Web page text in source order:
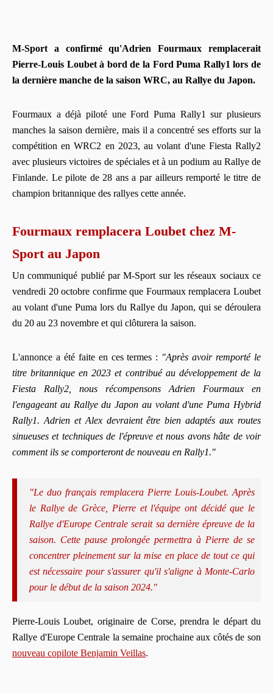
M-Sport a confirmé qu'Adrien Fourmaux remplacerait
Pierre-Louis Loubet à bord de la Ford Puma Rally1 lors de
la dernière manche de la saison WRC, au Rallye du Japon.
Fourmaux a déjà piloté une Ford Puma Rally1 sur plusieurs
manches la saison dernière, mais il a concentré ses efforts sur la
compétition en WRC2 en 2023, au volant d'une Fiesta Rally2
avec plusieurs victoires de spéciales et à un podium au Rallye de
Finlande. Le pilote de 28 ans a par ailleurs remporté le titre de
champion britannique des rallyes cette année.
Fourmaux remplacera Loubet chez M-
Sport au Japon
Un communiqué publié par M-Sport sur les réseaux sociaux ce
vendredi 20 octobre confirme que Fourmaux remplacera Loubet
au volant d'une Puma lors du Rallye du Japon, qui se déroulera
du 20 au 23 novembre et qui clôturera la saison.
L'annonce a été faite en ces termes : "Après avoir remporté le
titre britannique en 2023 et contribué au développement de la
Fiesta Rally2, nous récompensons Adrien Fourmaux en
l'engageant au Rallye du Japon au volant d'une Puma Hybrid
Rally1. Adrien et Alex devraient être bien adaptés aux routes
sinueuses et techniques de l'épreuve et nous avons hâte de voir
comment ils se comporteront de nouveau en Rally1."
"Le duo français remplacera Pierre Louis-Loubet. Après
le Rallye de Grèce, Pierre et l'équipe ont décidé que le
Rallye d'Europe Centrale serait sa dernière épreuve de la
saison. Cette pause prolongée permettra à Pierre de se
concentrer pleinement sur la mise en place de tout ce qui
est nécessaire pour s'assurer qu'il s'aligne à Monte-Carlo
pour le début de la saison 2024."
Pierre-Louis Loubet, originaire de Corse, prendra le départ du
Rallye d'Europe Centrale la semaine prochaine aux côtés de son
nouveau copilote Benjamin Veillas.